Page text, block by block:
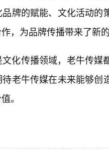
牌的赋能、文化活动的
，为品牌传播带来了新
化传播领域，老牛传媒
老牛传媒在未来能够创
。